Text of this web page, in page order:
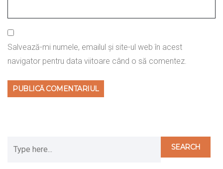
Salvează-mi numele, emailul și site-ul web în acest
navigator pentru data viitoare când o să comentez.